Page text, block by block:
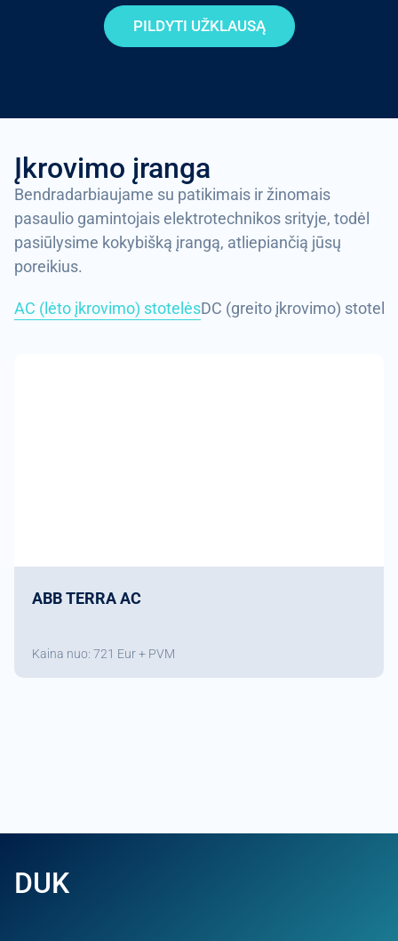
PILDYTI UŽKLAUSĄ
Įkrovimo įranga
Bendradarbiaujame su patikimais ir žinomais
pasaulio gamintojais elektrotechnikos srityje, todėl
pasiūlysime kokybišką įrangą, atliepiančią jūsų
poreikius.
AC (lėto įkrovimo) stotelėsDC (greito įkrovimo)
ABB TERRA AC
Kaina nuo: 721 Eur + PVM
DUK